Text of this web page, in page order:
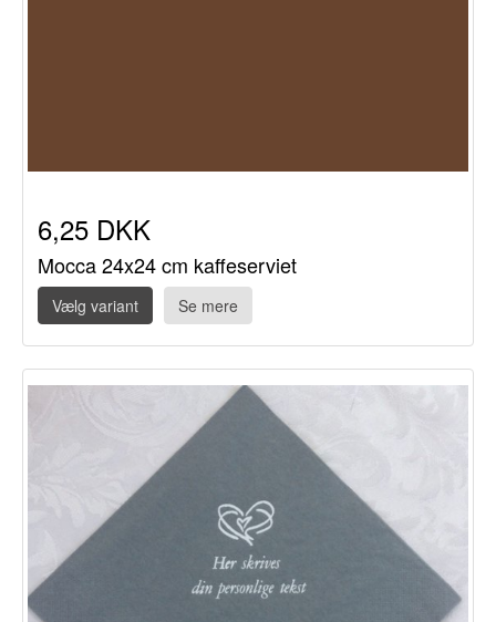
6,25 DKK
Mocca 24x24 cm kaffeserviet
Vælg variant Se mere